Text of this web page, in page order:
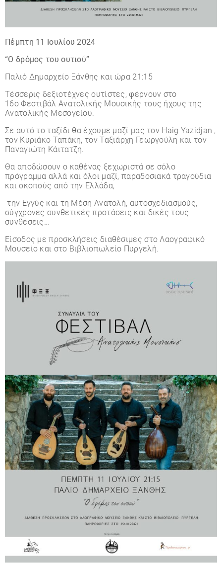
Πέμπτη 11 Ιουλίου 2024
“Ο δρόμος του ουτιού”
Παλιό Δημαρχείο Ξάνθης και ώρα 21:15
Τέσσερις δεξιοτέχνες ουτίστες, φέρνουν στο
16ο Φεστιβάλ Ανατολικής Μουσικής τους ήχους της
Ανατολικής Μεσογείου.
Σε αυτό το ταξίδι θα έχουμε μαζί μας τον Haig Yazidjan ,
τον Κυριάκο Ταπάκη, τον Ταξιάρχη Γεωργούλη και τον
Παναγιώτη Κάιτατζη.
Θα αποδώσουν ο καθένας ξεχωριστά σε σόλο
πρόγραμμα αλλά και όλοι μαζί, παραδοσιακά τραγούδια
και σκοπούς από την Ελλάδα,
την Εγγύς και τη Μέση Ανατολή, αυτοσχεδιασμούς,
σύγχρονες συνθετικές προτάσεις και δικές τους
συνθέσεις…
Είσοδος με προσκλήσεις διαθέσιμες στο Λαογραφικό
Μουσείο και στο Βιβλιοπωλείο Πυργελή.